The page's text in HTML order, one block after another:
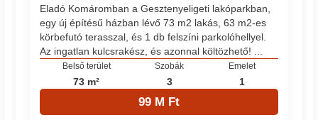
Eladó Komáromban a Gesztenyeligeti lakóparkban,
egy új építésű házban lévő 73 m2 lakás, 63 m2-es
körbefutó terasszal, és 1 db felszíni parkolóhellyel.
Az ingatlan kulcsrakész, és azonnal költözhető! ...
Belső terület
73 m²
Szobák
3
Emelet
1
99 M Ft